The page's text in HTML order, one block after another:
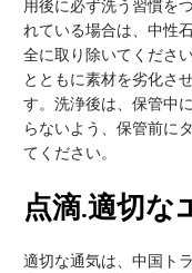
用後に必ず洗う習慣を
れている場合は、中性
全に取り除いてくださ
とともに素材を劣化さ
す。洗浄後は、保管中
らないよう、保管前に
てください。
点滴.適切な
適切な通気は、中国ト